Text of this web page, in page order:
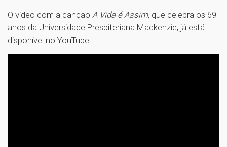
O vídeo com a canção A Vida é Assim, que celebra os 69
anos da Universidade Presbiteriana Mackenzie, já está
disponível no YouTube